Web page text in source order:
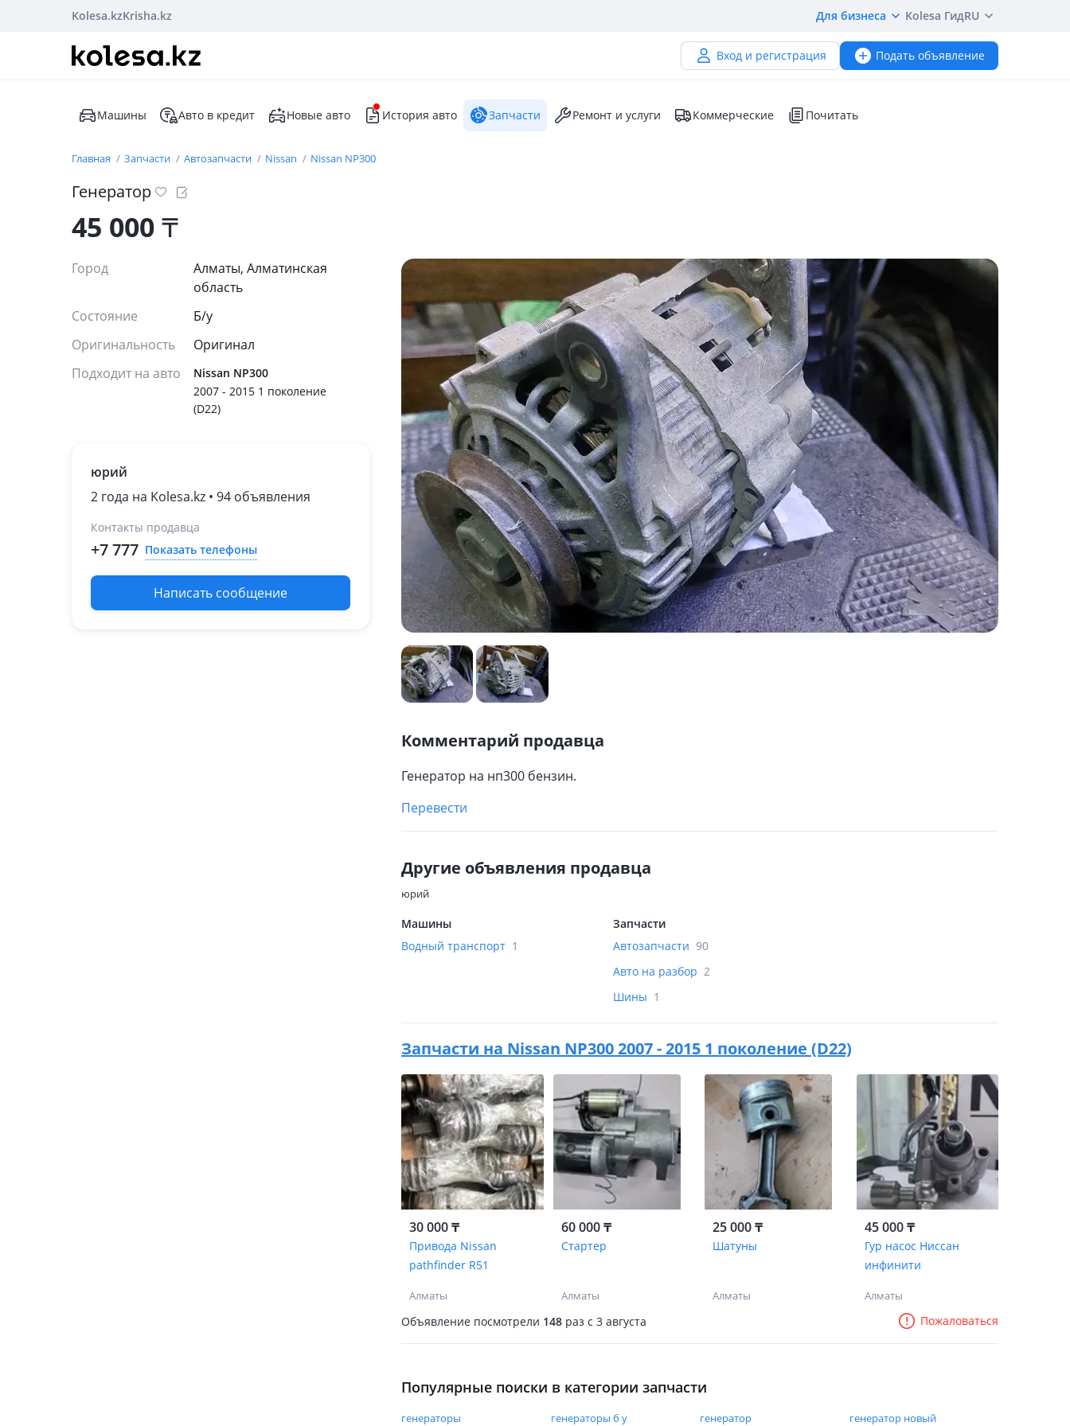
Kolesa.kzKrisha.kz Для бизнеса Kolesa ГидRU
Вход и регистрация Подать объявление
Машины Авто в кредит Новые авто История авто Запчасти Ремонт и услуги Коммерческие Почитать
Главная Запчасти Автозапчасти Nissan Nissan NP300
Генератор
45 000₸
Город
Алматы, Алматинская
область
Состояние
Б/y
Оригинальность
Оригинал
Подходит на авто
Nissan NP300
2007 - 2015 1 поколение
(D22)
юрий
2 года на Kolesa.kz • 94 объявления
Контакты продавца
+7 777 Показать телефоны
Написать сообщение
Комментарий продавца
Генератор на нп300 бензин.
Перевести
Другие объявления продавца
юрий
Машины
Водный транспорт 1
Запчасти
Автозапчасти 90
Авто на разбор 2
Шины 1
Запчасти на Nissan NP300 2007 - 2015 1 поколение (D22)
30 000 ₸
Привода Nissan
pathfinder R51
Алматы
60 000 ₸
Стартер
Алматы
25 000 ₸
Шатуны
Алматы
45 000 ₸
Гур насос Ниссан
инфинити
Алматы
Объявление посмотрели 148 раз c 3 августа Пожаловаться
Популярные поиски в категории запчасти
генераторы генераторы б у генератор генератор новый